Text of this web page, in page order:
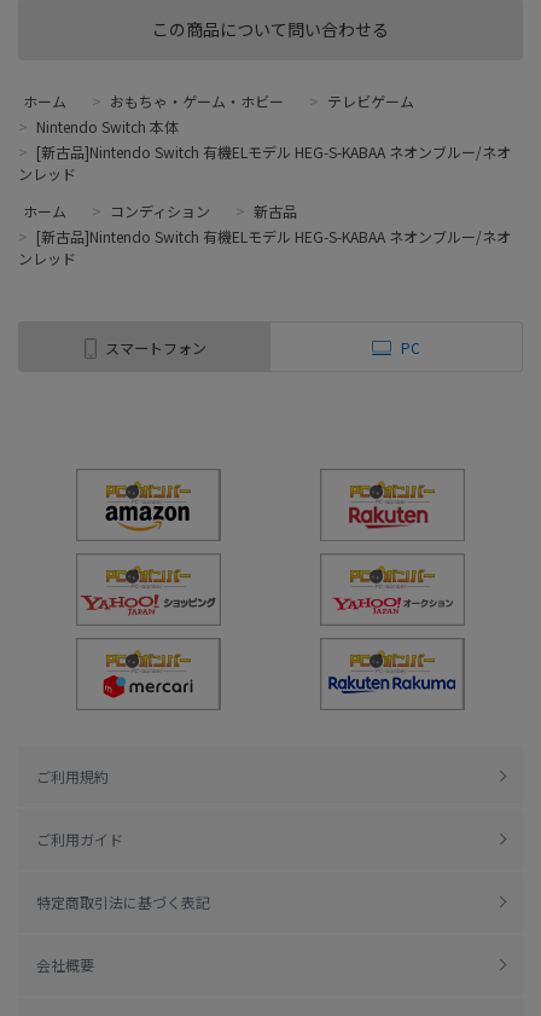
この商品について問い合わせる
ホーム > おもちゃ・ゲーム・ホビー > テレビゲーム
> Nintendo Switch 本体
> [新古品]Nintendo Switch 有機ELモデル HEG-S-KABAA ネオンブルー/ネオ
ンレッド
ホーム
> コンディション > 新古品
> [新古品]Nintendo Switch 有機ELモデル HEG-S-KABAA ネオンブルー/ネオ
ンレッド
スマートフォン PC
ご利用規約
ご利用ガイド
特定商取引法に基づく表記
会社概要